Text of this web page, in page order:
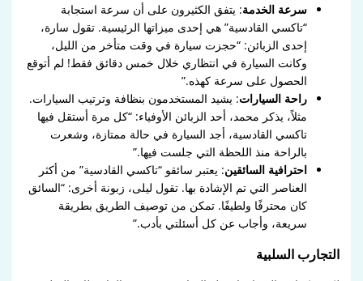
سرعة الخدمة: يتفق الكثيرون على أن سرعة استجابة
“تاكسي القادسية” هي إحدى ميزاتها الرئيسية. تقول سارة،
إحدى الزبائن: “حجزت سيارة في وقت متأخر من الليل،
وكانت السيارة في انتظاري خلال خمس دقائق فقط! لم أتوقع
الحصول على سرعة كهذه.”
راحة السيارات: يشيد المستخدمون بنظافة وترتيب السيارات.
مثلاً، يذكر محمد، أحد الزبائن الأوفياء: “كل مرة أستقل فيها
تاكسي القادسية، أجد السيارة في حالة ممتازة، وشعرت
بالراحة منذ اللحظة التي جلست فيها.”
احترافية السائقين: يعتبر سائقو “تاكسي القادسية” من أكثر
العناصر التي تم الإشادة بها. تقول ليلى، زبونة أخرى: “السائق
كان محترفًا ولطيفًا. تمكن من توصيف الطريق بطريقة
سريعة، وأجاب عن كل أسئلتي بأدب.”
التجارب السلبية